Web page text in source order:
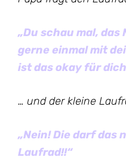
„Du schau mal, das
gerne einmal mit
ist das okay für
… und der kleine
„Nein! Die darf das
Laufrad!!“